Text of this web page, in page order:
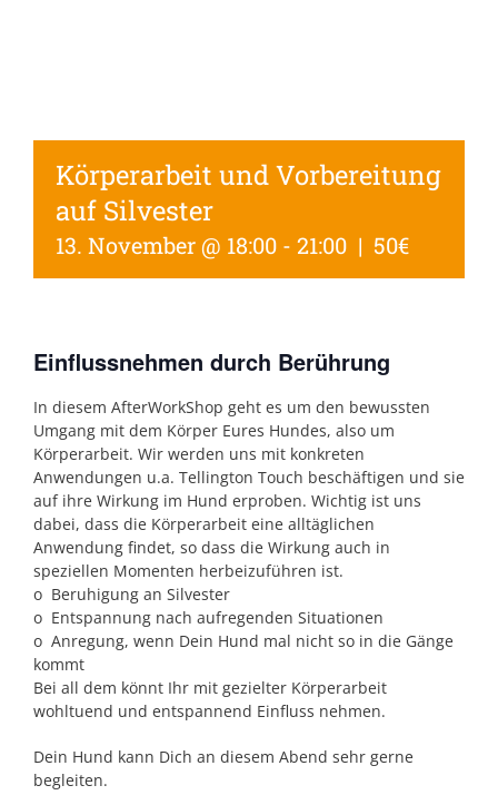
Körperarbeit und Vorbereitung
auf Silvester
13. November @ 18:00 - 21:00 | 50€
Einflussnehmen durch Berührung
In diesem AfterWorkShop geht es um den bewussten
Umgang mit dem Körper Eures Hundes, also um
Körperarbeit. Wir werden uns mit konkreten
Anwendungen u.a. Tellington Touch beschäftigen und sie
auf ihre Wirkung im Hund erproben. Wichtig ist uns
dabei, dass die Körperarbeit eine alltäglichen
Anwendung findet, so dass die Wirkung auch in
speziellen Momenten herbeizuführen ist.
o Beruhigung an Silvester
o Entspannung nach aufregenden Situationen
o Anregung, wenn Dein Hund mal nicht so in die Gänge
kommt
Bei all dem könnt Ihr mit gezielter Körperarbeit
wohltuend und entspannend Einfluss nehmen.
Dein Hund kann Dich an diesem Abend sehr gerne
begleiten.